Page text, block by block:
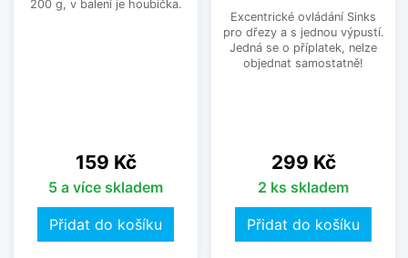
200 g, v balení je houbička.
Cena
159 Kč
5 a více skladem
Přidat do košíku
Excentrické ovládání Sinks
pro dřezy a s jednou výpustí.
Jedná se o příplatek, nelze
objednat samostatně!
Cena
299 Kč
2 ks skladem
Přidat do košíku